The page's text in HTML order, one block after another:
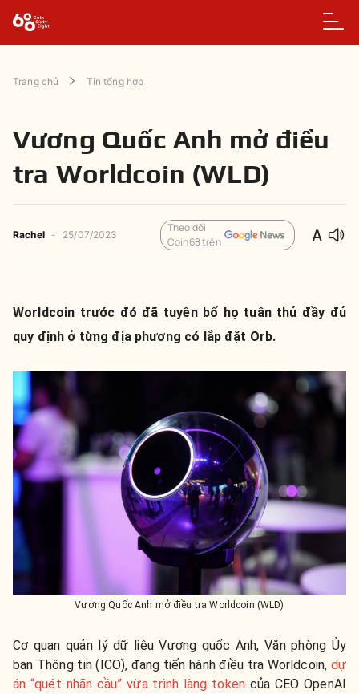
Trang chủ Tin tổng hợp
Vương Quốc Anh mở điều
tra Worldcoin (WLD)
Rachel - 25/07/2023
Theo dõi
Coin68 trên
Worldcoin trước đó đã tuyên bố họ tuân thủ đầy đủ
quy định ở từng địa phương có lắp đặt Orb.
Vương Quốc Anh mở điều tra Worldcoin (WLD)
Cơ quan quản lý dữ liệu Vương quốc Anh, Văn phòng Ủy
ban Thông tin (ICO), đang tiến hành điều tra Worldcoin, dự
án “quét nhãn cầu” vừa trình làng tokencủa CEO OpenAI